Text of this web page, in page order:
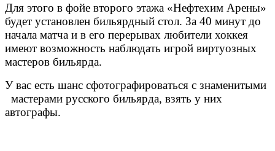
Для этого в фойе второго этажа «Нефтехим Арены»
будет установлен бильярдный стол. За 40 минут до
начала матча и в его перерывах любители хоккея
имеют возможность наблюдать игрой виртуозных
мастеров бильярда.
У вас есть шанс сфотографироваться с знаменитыми
мастерами русского бильярда, взять у них
автографы.